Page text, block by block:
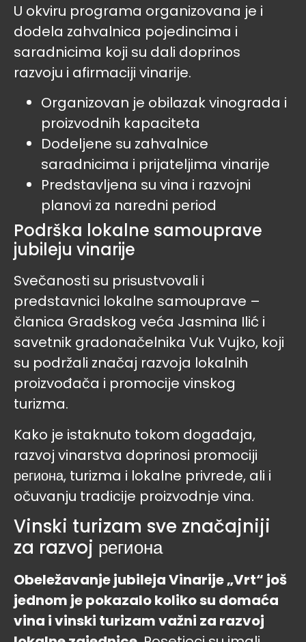
U okviru programa organizovana je i
dodela zahvalnica pojedincima i
saradnicima koji su dali doprinos
razvoju i afirmaciji vinarije.
Organizovan je obilazak vinograda i
proizvodnih kapaciteta
Dodeljene su zahvalnice
saradnicima i prijateljima vinarije
Predstavljena su vina i razvojni
planovi za naredni period
Podrška lokalne samouprave
jubileju vinarije
Svečanosti su prisustvovali i
predstavnici lokalne samouprave –
članica Gradskog veća Jasmina Ilić i
savetnik gradonačelnika Vuk Vujko, koji
su podržali značaj razvoja lokalnih
proizvođača i promocije vinskog
turizma.
Kako je istaknuto tokom događaja,
razvoj vinarstva doprinosi promociji
региона, turizma i lokalne privrede, ali i
očuvanju tradicije proizvodnje vina.
Vinski turizam sve značajniji
za razvoj региона
Obeležavanje jubileja Vinarije „Vrt“ još
jednom je pokazalo koliko su domaća
vina i vinski turizam važni za razvoj